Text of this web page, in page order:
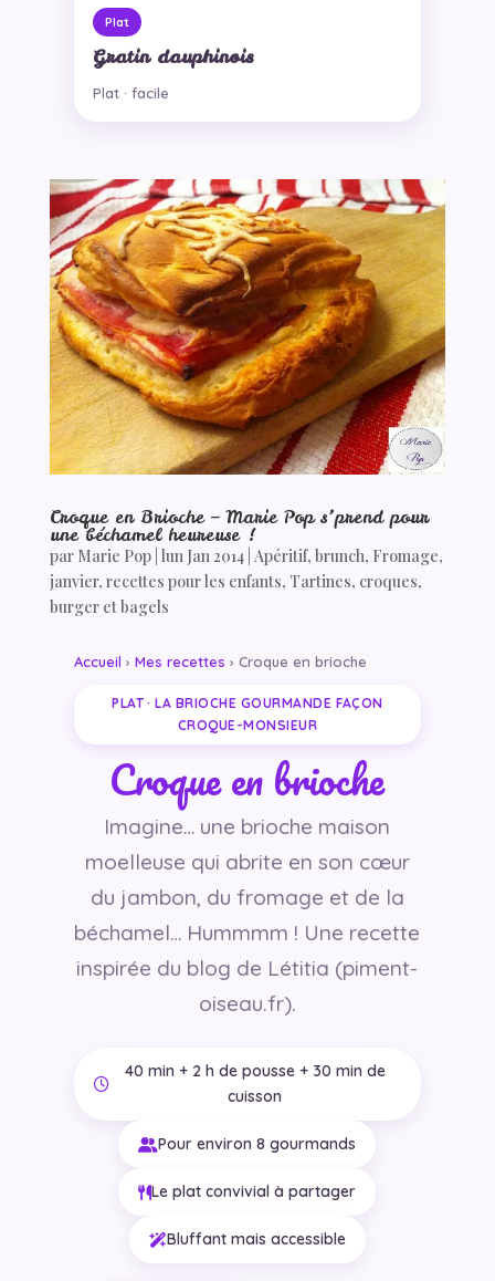
Plat
Gratin dauphinois
Plat · facile
Croque en Brioche – Marie Pop s’prend pour
une béchamel heureuse !
par Marie Pop| lun Jan 2014| Apéritif, brunch, Fromage,
janvier, recettes pour les enfants, Tartines, croques,
burger et bagels
Accueil › Mes recettes › Croque en brioche
PLAT · LA BRIOCHE GOURMANDE FAÇON
CROQUE-MONSIEUR
Croque en brioche
Imagine… une brioche maison
moelleuse qui abrite en son cœur
du jambon, du fromage et de la
béchamel… Hummmm ! Une recette
inspirée du blog de Létitia (piment-
oiseau.fr).
40 min + 2 h de pousse + 30 min de
cuisson
Pour environ 8 gourmands
Le plat convivial à partager
Bluffant mais accessible